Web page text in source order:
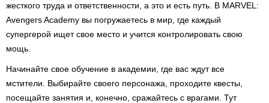
жесткого труда и ответственности, а это и есть путь. В MARVEL:
Avengers Academy вы погружаетесь в мир, где каждый
супергерой ищет свое место и учится контролировать свою
мощь.
Начинайте свое обучение в академии, где вас ждут все
мстители. Выбирайте своего персонажа, проходите квесты,
посещайте занятия и, конечно, сражайтесь с врагами. Тут